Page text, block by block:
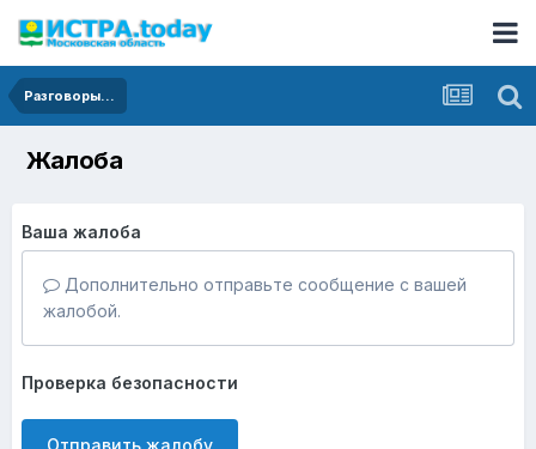
Разговоры...
Жалоба
Ваша жалоба
Дополнительно отправьте сообщение с вашей
жалобой.
Проверка безопасности
Отправить жалобу